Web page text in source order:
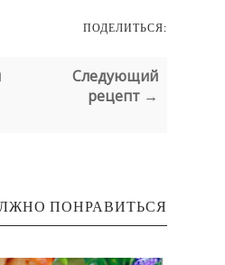
ПОДЕЛИТЬСЯ:
Следующий
рецепт →
ПОНРАВИТЬСЯ